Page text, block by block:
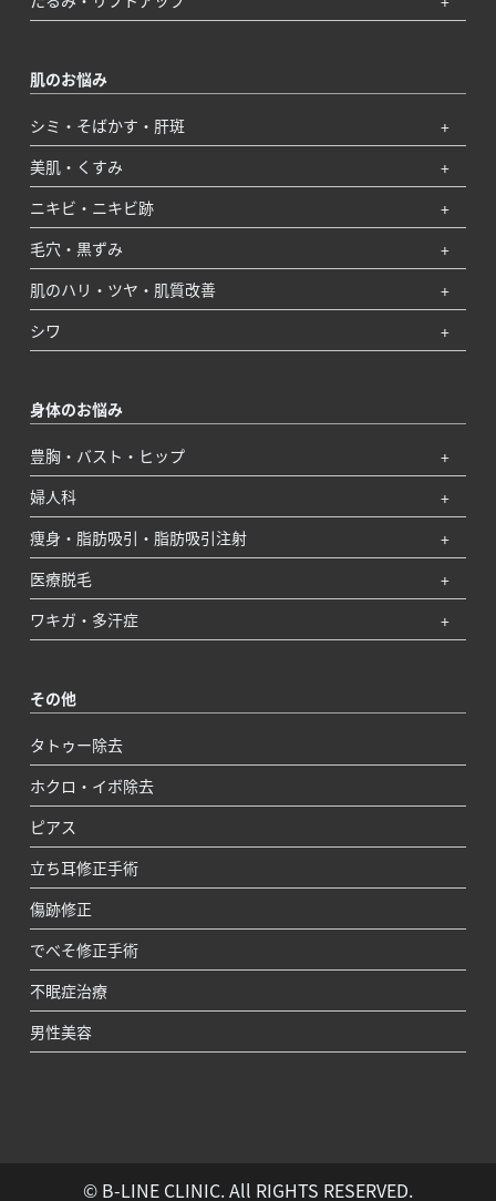
肌のお悩み
シミ・そばかす・肝斑
美肌・くすみ
ニキビ・ニキビ跡
毛穴・黒ずみ
肌のハリ・ツヤ・肌質改善
シワ
身体のお悩み
豊胸・バスト・ヒップ
婦人科
痩身・脂肪吸引・脂肪吸引注射
医療脱毛
ワキガ・多汗症
その他
タトゥー除去
ホクロ・イボ除去
ピアス
立ち耳修正手術
傷跡修正
でべそ修正手術
不眠症治療
男性美容
© B-LINE CLINIC. All RIGHTS RESERVED.